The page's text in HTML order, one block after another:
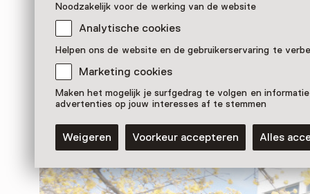
Noodzakelijk voor de werking van de website
Analytische cookies
Helpen ons de website en de gebruikerservaring te
Marketing cookies
Maken het mogelijk je surfgedrag te volgen en
advertenties op jouw interesses af te stemmen
Weigeren Voorkeur accepteren Alles
Nog meer ontdekken